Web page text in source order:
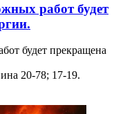
работ будет
будет прекращена
20-78; 17-19.